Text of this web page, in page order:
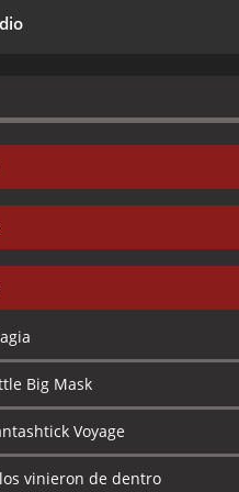
Más Verde de La Máscara
Terrible
Paseo Salvaje
sombra de Skillit
Máscara Gemela
Big Mask
Voyage
vinieron de dentro